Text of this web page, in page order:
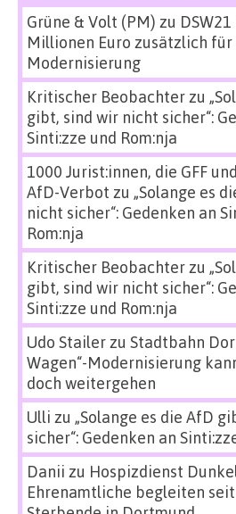
Grüne & Volt (PM) zu
Millionen Euro zusätzlich
Modernisierung
Kritischer Beobachterzu
gibt, sind wir nicht sicher“:
Sinti:zze und Rom:nja
1000 Jurist:innen, die GFF
AfD-Verbot zu „Solange es
nicht sicher“: Gedenken an
Rom:nja
Kritischer Beobachterzu
gibt, sind wir nicht sicher“:
Sinti:zze und Rom:nja
Udo Stailerzu Stadtbahn
Wagen“-Modernisierung
doch weitergehen
Ulli zu „Solange es die AfD
sicher“: Gedenken an
Danii zu Hospizdienst
Ehrenamtliche begleiten